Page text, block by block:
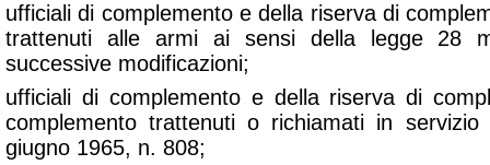
ufficiali di complemento e della riserva di
trattenuti alle armi ai sensi della legge 28
successive modificazioni;
ufficiali di complemento e della riserva di
complemento trattenuti o richiamati in
giugno 1965, n. 808;